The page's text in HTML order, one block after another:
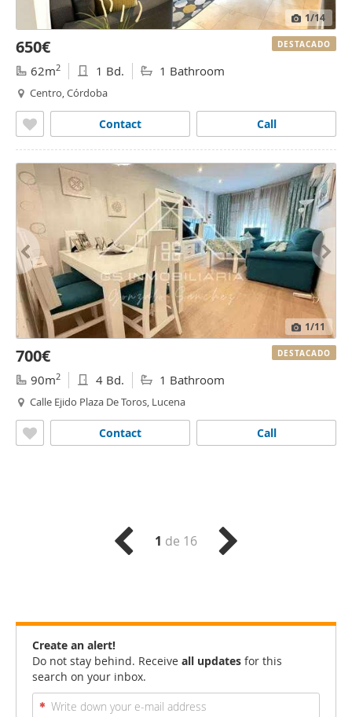
1/14
650€
62m2 1 Bd. 1 Bathroom
Centro, Córdoba
Call
Contact
DESTACADO
1/11
700€
90m2 4 Bd. 1 Bathroom
Calle Ejido Plaza De Toros, Lucena
Call
Contact
DESTACADO
1 de 16
Create an alert!
Do not stay behind. Receive all updates for this
search on your inbox.